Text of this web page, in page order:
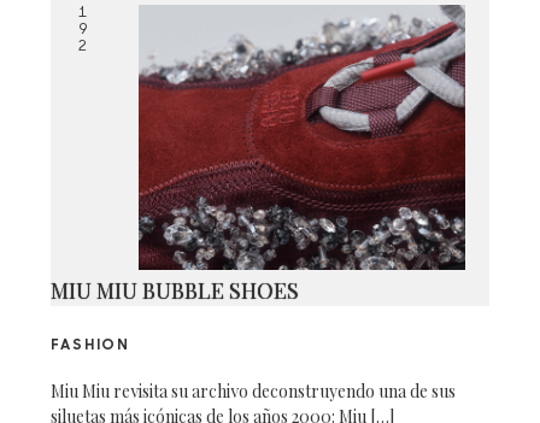
1
9
2
MIU MIU BUBBLE SHOES
FASHION
Miu Miu revisita su archivo deconstruyendo una de sus
siluetas más icónicas de los años 2000: Miu […]